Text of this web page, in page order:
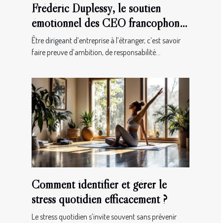
Frédéric Duplessy, le soutien
émotionnel des CEO francophones
à l’étranger !
Être dirigeant d’entreprise à l’étranger, c’est savoir
faire preuve d’ambition, de responsabilité...
Comment identifier et gérer le
stress quotidien efficacement ?
Le stress quotidien s’invite souvent sans prévenir